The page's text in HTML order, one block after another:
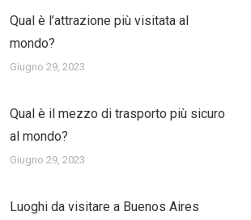
Qual è l’attrazione più visitata al
mondo?
Giugno 29, 2023
Qual è il mezzo di trasporto più sicuro
al mondo?
Giugno 29, 2023
Luoghi da visitare a Buenos Aires